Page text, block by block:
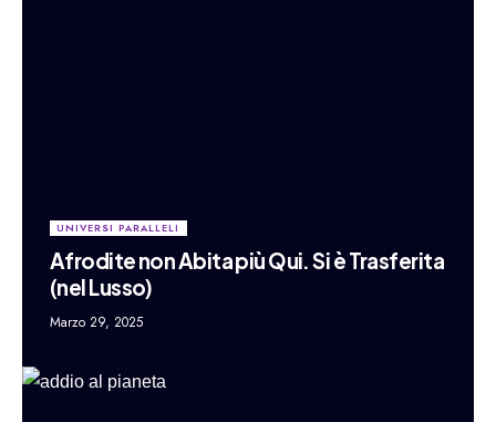
UNIVERSI PARALLELI
Afrodite non Abita più Qui. Si è Trasferita
(nel Lusso)
Marzo 29, 2025